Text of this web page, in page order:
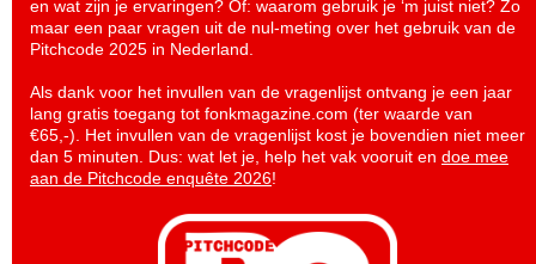
en wat zijn je ervaringen? Of: waarom gebruik je ‘m juist niet? Zo
maar een paar vragen uit de nul-meting over het gebruik van de
Pitchcode 2025 in Nederland.
Als dank voor het invullen van de vragenlijst ontvang je een jaar
lang gratis toegang tot fonkmagazine.com (ter waarde van
€65,-). Het invullen van de vragenlijst kost je bovendien niet meer
dan 5 minuten. Dus: wat let je, help het vak vooruit en doe mee
aan de Pitchcode enquête 2026!